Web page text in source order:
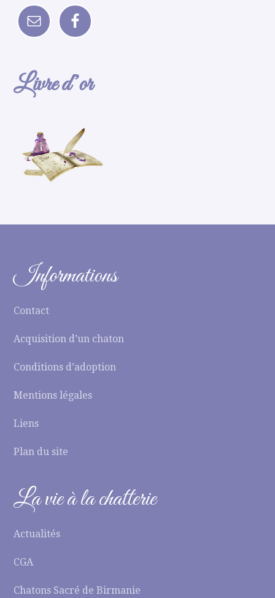
Livre d’or
Informations
Contact
Acquisition d’un chaton
Conditions d’adoption
Mentions légales
Liens
Plan du site
La vie à la chatterie
Actualités
CGA
Chatons Sacré de Birmanie